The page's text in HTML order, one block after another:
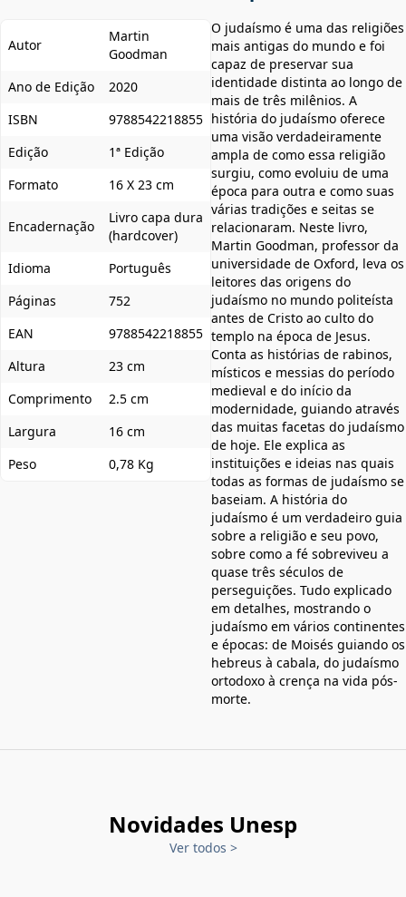
Autor
Martin
Goodman
Ano de Edição
2020
ISBN
9788542218855
Edição
1ª Edição
Formato
16 X 23 cm
Encadernação
Livro capa dura
(hardcover)
Idioma
Português
Páginas
752
EAN
9788542218855
Altura
23 cm
Comprimento
2.5 cm
Largura
16 cm
Peso
0,78 Kg
O judaísmo é uma das religiões
mais antigas do mundo e foi
capaz de preservar sua
identidade distinta ao longo de
mais de três milênios. A
história do judaísmo oferece
uma visão verdadeiramente
ampla de como essa religião
surgiu, como evoluiu de uma
época para outra e como suas
várias tradições e seitas se
relacionaram. Neste livro,
Martin Goodman, professor da
universidade de Oxford, leva os
leitores das origens do
judaísmo no mundo politeísta
antes de Cristo ao culto do
templo na época de Jesus.
Conta as histórias de rabinos,
místicos e messias do período
medieval e do início da
modernidade, guiando através
das muitas facetas do judaísmo
de hoje. Ele explica as
instituições e ideias nas quais
todas as formas de judaísmo se
baseiam. A história do
judaísmo é um verdadeiro guia
sobre a religião e seu povo,
sobre como a fé sobreviveu a
quase três séculos de
perseguições. Tudo explicado
em detalhes, mostrando o
judaísmo em vários continentes
e épocas: de Moisés guiando os
hebreus à cabala, do judaísmo
ortodoxo à crença na vida pós-
morte.
Novidades Unesp
Ver todos >